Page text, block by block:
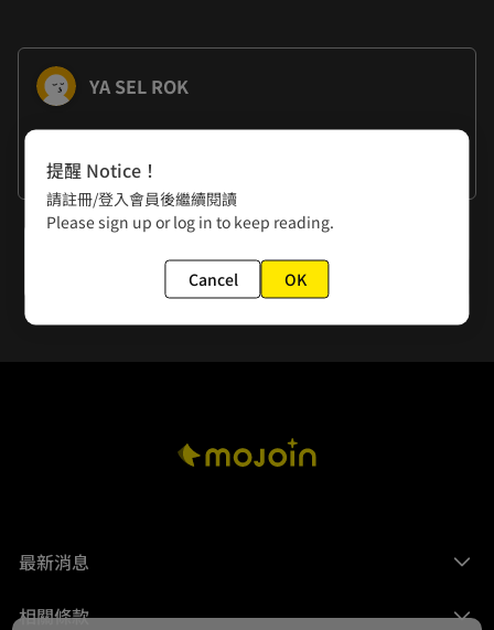
YA SEL ROK
謝謝大家的閱讀
下一話
第65話 武林第一花
最新消息
相關條款
提醒 Notice！
請註冊/登入會員後繼續閱讀
Please sign up or log in to keep reading.
Cancel OK